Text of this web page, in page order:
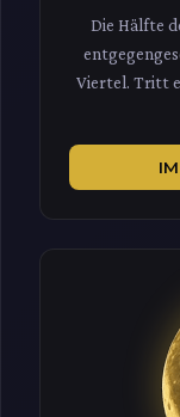
Die Hälfte
Viertel. Tritt